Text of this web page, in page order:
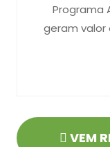
Programa
geram valor
VEM